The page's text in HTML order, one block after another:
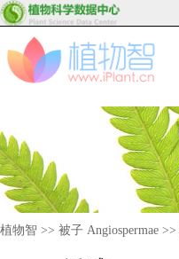
植物智 >> 被子 Angiospermae >>